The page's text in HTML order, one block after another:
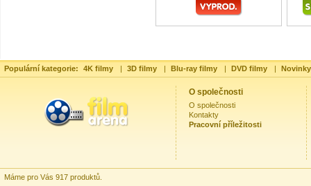
Populární kategorie: 4K filmy | 3D filmy | Blu-ray filmy | DVD filmy |
O společnosti
O společnosti
Kontakty
Pracovní příležitosti
Máme pro Vás 917 produktů.